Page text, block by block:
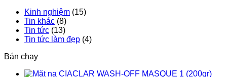
Kinh nghiệm (15)
Tin khác (8)
Tin tức (13)
Tin tức làm đẹp (4)
Bán chạy